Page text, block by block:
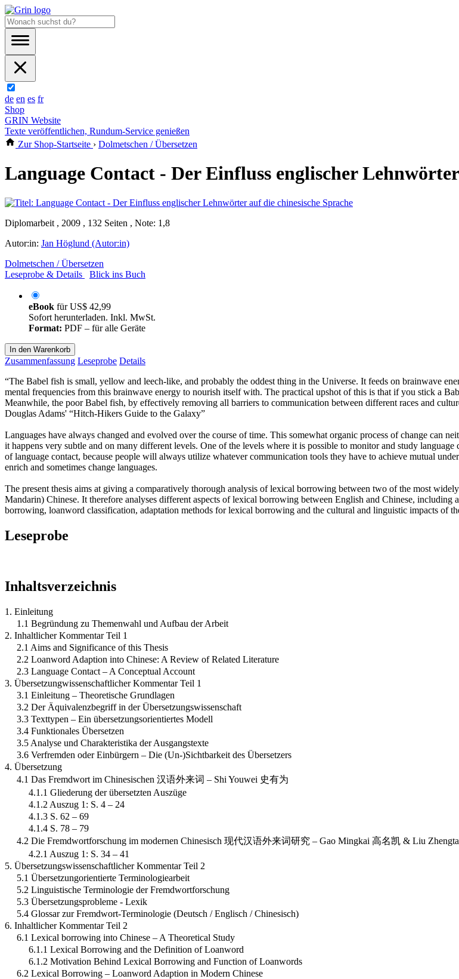
de en es fr
Shop
GRIN Website
Texte veröffentlichen, Rundum-Service genießen
Zur Shop-Startseite › Dolmetschen / Übersetzen
Language Contact - Der Einfluss englischer
Diplomarbeit , 2009 , 132 Seiten , Note: 1,8
Autor:in: Jan Höglund (Autor:in)
Dolmetschen / Übersetzen
Leseprobe & Details
Blick ins Buch
eBook fürUS$ 42,99
Sofort herunterladen. Inkl. MwSt.
Format: PDF – für alle Geräte
In den Warenkorb
Zusammenfassung Leseprobe Details
“The Babel fish is small, yellow and leech-like, and probably the oddest thing in the Universe. It feeds on brainwave
mental frequencies from this brainwave energy to nourish itself with. The practical upshot of this is that if you stick a
Meanwhile, the poor Babel fish, by effectively removing all barriers to communication between different races and
Douglas Adams' “Hitch-Hikers Guide to the Galaxy”
Languages have always changed and evolved over the course of time. This somewhat organic process of change can
it happens very subtle and on many different levels. One of the levels where it is possible to monitor and study
of language contact, because people will always utilize whatever communication tools they have to achieve mutual
enrich and sometimes change languages.
The present thesis aims at giving a comparatively thorough analysis of lexical borrowing between two of the most
Mandarin) Chinese. It therefore analyses different aspects of lexical borrowing between English and Chinese,
borrowing, loanword classification, adaptation methods for lexical borrowing and the cultural and linguistic impacts of
Leseprobe
Inhaltsverzeichnis
1. Einleitung
1.1 Begründung zu Themenwahl und Aufbau der Arbeit
2. Inhaltlicher Kommentar Teil 1
2.1 Aims and Significance of this Thesis
2.2 Loanword Adaption into Chinese: A Review of Related Literature
2.3 Language Contact – A Conceptual Account
3. Übersetzungwissenschaftlicher Kommentar Teil 1
3.1 Einleitung – Theoretische Grundlagen
3.2 Der Äquivalenzbegriff in der Übersetzungswissenschaft
3.3 Texttypen – Ein übersetzungsorientiertes Modell
3.4 Funktionales Übersetzen
3.5 Analyse und Charakteristika der Ausgangstexte
3.6 Verfremden oder Einbürgern – Die (Un-)Sichtbarkeit des Übersetzers
4. Übersetzung
4.1 Das Fremdwort im Chinesischen 汉语外来词 – Shi Youwei 史有为
4.1.1 Gliederung der übersetzten Auszüge
4.1.2 Auszug 1: S. 4 – 24
4.1.3 S. 62 – 69
4.1.4 S. 78 – 79
4.2 Die Fremdwortforschung im modernen Chinesisch 现代汉语外来词研究 – Gao Mingkai 高名凯 & Liu
4.2.1 Auszug 1: S. 34 – 41
5. Übersetzungswissenschaftlicher Kommentar Teil 2
5.1 Übersetzungorientierte Terminologiearbeit
5.2 Linguistische Terminologie der Fremdwortforschung
5.3 Übersetzungsprobleme - Lexik
5.4 Glossar zur Fremdwort-Terminologie (Deutsch / Englisch / Chinesisch)
6. Inhaltlicher Kommentar Teil 2
6.1 Lexical borrowing into Chinese – A Theoretical Study
6.1.1 Lexical Borrowing and the Definition of Loanword
6.1.2 Motivation Behind Lexical Borrowing and Function of Loanwords
6.2 Lexical Borrowing – Loanword Adaption in Modern Chinese